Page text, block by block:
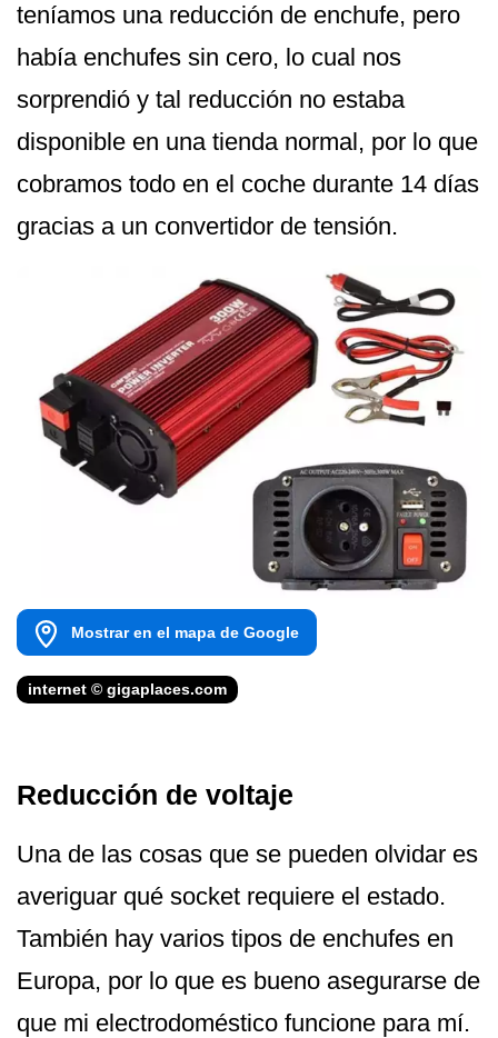
teníamos una reducción de enchufe, pero
había enchufes sin cero, lo cual nos
sorprendió y tal reducción no estaba
disponible en una tienda normal, por lo que
cobramos todo en el coche durante 14 días
gracias a un convertidor de tensión.
Mostrar en el mapa de Google
internet © gigaplaces.com
Reducción de voltaje
Una de las cosas que se pueden olvidar es
averiguar qué socket requiere el estado.
También hay varios tipos de enchufes en
Europa, por lo que es bueno asegurarse de
que mi electrodoméstico funcione para mí.